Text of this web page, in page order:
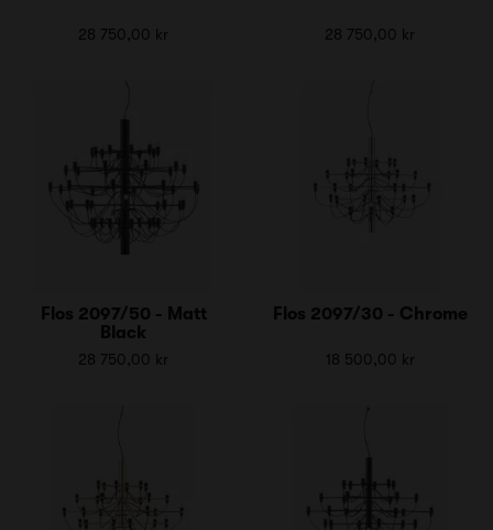
28 750,00 kr 28 750,00 kr
Flos 2097/50 - Matt
Black
28 750,00 kr
Flos 2097/30 - Chrome
18 500,00 kr